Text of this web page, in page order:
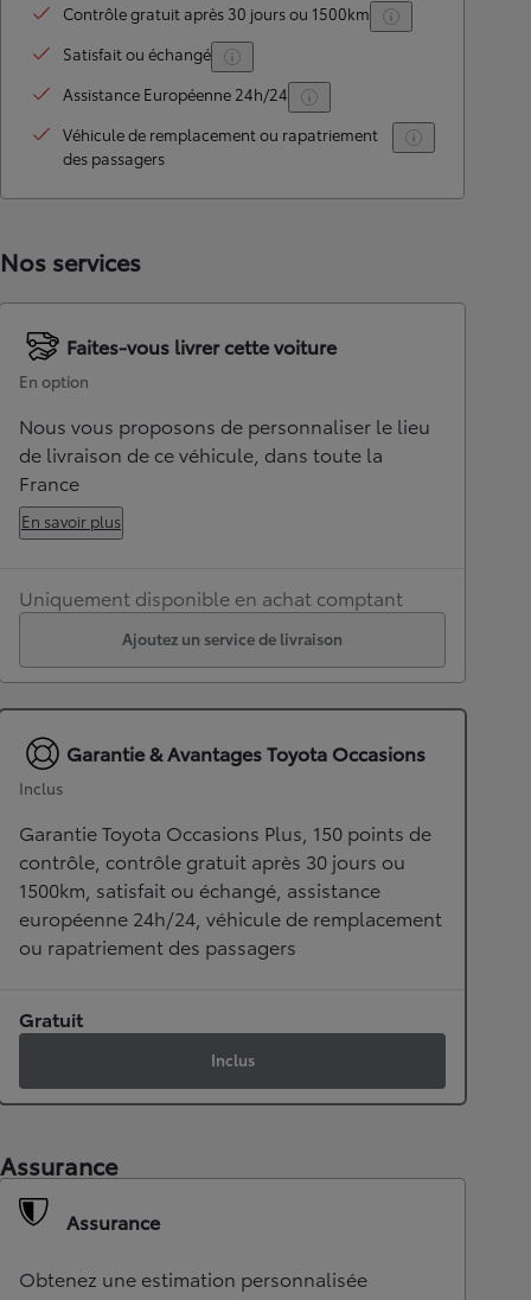
Contrôle gratuit après 30 jours ou 1500km
Satisfait ou échangé
Assistance Européenne 24h/24
Véhicule de remplacement ou rapatriement
des passagers
Nos services
Faites-vous livrer cette voiture
En option
Nous vous proposons de personnaliser le lieu
de livraison de ce véhicule, dans toute la
France
En savoir plus
Uniquement disponible en achat comptant
Ajoutez un service de livraison
Garantie & Avantages Toyota Occasions
Inclus
Garantie Toyota Occasions Plus, 150 points de
contrôle, contrôle gratuit après 30 jours ou
1500km, satisfait ou échangé, assistance
européenne 24h/24, véhicule de remplacement
ou rapatriement des passagers
Gratuit
Inclus
Assurance
Assurance
Obtenez une estimation personnalisée